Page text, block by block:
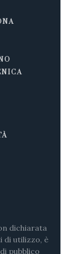
dichiarata
di utilizzo, è
pubblico